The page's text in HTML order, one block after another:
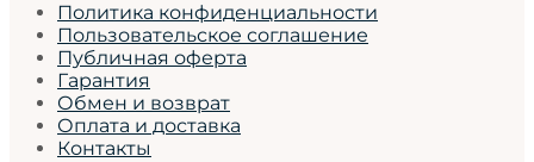
Политика конфиденциальности
Пользовательское соглашение
Публичная оферта
Гарантия
Обмен и возврат
Оплата и доставка
Контакты